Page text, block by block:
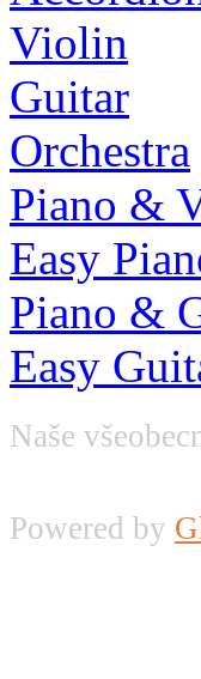
Violin
Guitar
Orchestra
Piano &
Easy
Piano &
Easy
Naše
Powered by